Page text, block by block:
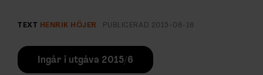
TEXT HENRIK HÖJER PUBLICERAD 2015-06-16
Ingår i utgåva 2015/6